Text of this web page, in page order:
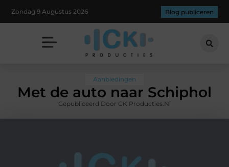
Zondag 9 Augustus 2026 Blog publiceren
Aanbiedingen
Met de auto naar Schiphol
Gepubliceerd Door CK Producties.nl